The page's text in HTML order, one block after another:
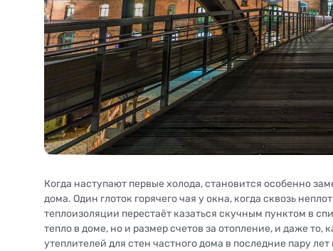
Когда наступают первые холода, становится особенно
дома. Один глоток горячего чая у окна, когда сквозь
теплоизоляции перестаёт казаться скучным пунктом в
тепло в доме, но и размер счетов за отопление, и даже
утеплителей для стен частного дома в последние пару